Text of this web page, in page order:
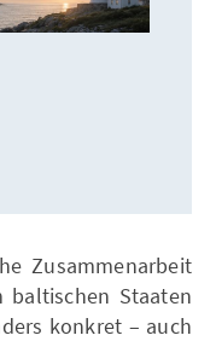
Zusammenarbeit
baltischen Staaten
konkret – auch